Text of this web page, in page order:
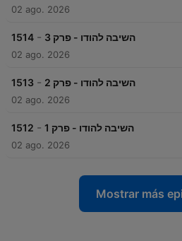
02 ago. 2026
1514 - השיבה להודו - פרק 3
02 ago. 2026
1513 - השיבה להודו - פרק 2
02 ago. 2026
1512 - השיבה להודו - פרק 1
02 ago. 2026
Mostrar más